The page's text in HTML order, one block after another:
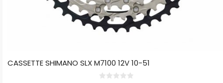
CASSETTE SHIMANO SLX M7100 12V 10-51